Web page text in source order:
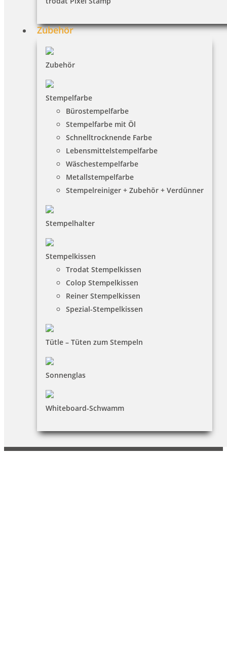
Zubehör
Zubehör
Stempelfarbe
Bürostempelfarbe
Stempelfarbe mit Öl
Schnelltrocknende Farbe
Lebensmittelstempelfarbe
Wäschestempelfarbe
Metallstempelfarbe
Stempelreiniger + Zubehör + Verdünner
Stempelhalter
Stempelkissen
Trodat Stempelkissen
Colop Stempelkissen
Reiner Stempelkissen
Spezial-Stempelkissen
Tütle – Tüten zum Stempeln
Sonnenglas
Whiteboard-Schwamm
HINWEISE
Zahlungsbedingungen
Bestellhinweise
INFORMATIONEN
Barrierefreiheit
Vertrag widerrufen
KUNDENBEREICH
Warenkorb
KONTAKT
Winterling schreiben-schenken-lesen e.K.
Michael Winterling
09283/1546